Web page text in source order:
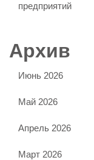
предприятий
Архив
Июнь 2026
Май 2026
Апрель 2026
Март 2026